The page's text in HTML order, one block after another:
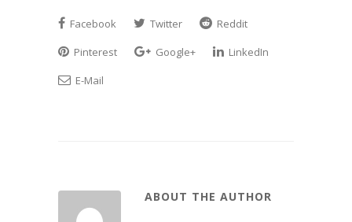
Facebook Twitter
Reddit
Pinterest
Google+
LinkedIn
E-Mail
ABOUT THE AUTHOR